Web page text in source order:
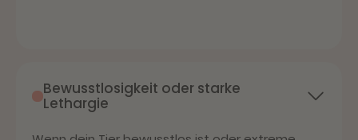
Bewusstlosigkeit oder starke
Lethargie